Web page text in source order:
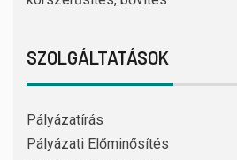
SZOLGÁLTATÁSOK
Pályázatírás
Pályázati Előminősítés